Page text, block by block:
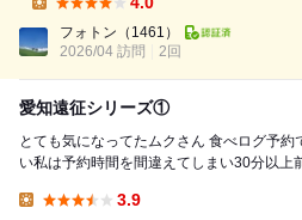
けたお店一番の贅沢コース、「記...
フォトン （1461）
2026/04 訪問
2回
愛知遠征シリーズ①
とても気になってたムクさん 食べログ予約で行って来ました そそっかし
い私は予約時間を間違えてしまい30分以上
3.9